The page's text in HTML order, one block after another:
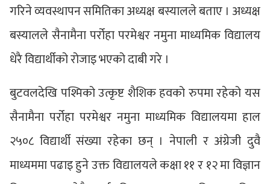
गरिने व्यवस्थापन समितिका अध्यक्ष बस्यालले बताए । अध्यक्ष
बस्यालले सैनामैना पर्रोहा परमेश्वर नमुना माध्यमिक विद्यालय
धेरै विद्यार्थीको रोजाइ भएको दाबी गरे ।
बुटवलदेखि पश्मिको उत्कृष्ट शैशिक हवको रुपमा रहेको यस
सैनामैना पर्रोहा परमेश्वर नमुना माध्यमिक विद्यालयमा हाल
२५०८ विद्यार्थी संख्या रहेका छन् । नेपाली र अंग्रेजी दुवै
माध्यममा पढाइ हुने उक्त विद्यालयले कक्षा ११ र १२ मा विज्ञान